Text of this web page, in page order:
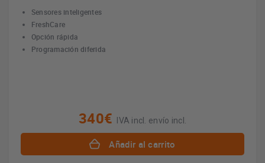
Sensores inteligentes
FreshCare
Opción rápida
Programación diferida
340€ IVA incl. envío incl.
Añadir al carrito